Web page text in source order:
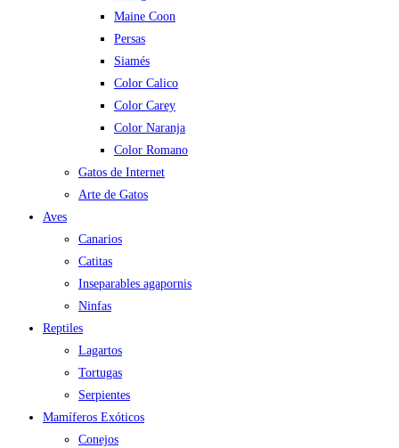
Maine Coon
Persas
Siamés
Color Calico
Color Carey
Color Naranja
Color Romano
Gatos de Internet
Arte de Gatos
Aves
Canarios
Catitas
Inseparables agapornis
Ninfas
Reptiles
Lagartos
Tortugas
Serpientes
Mamíferos Exóticos
Conejos